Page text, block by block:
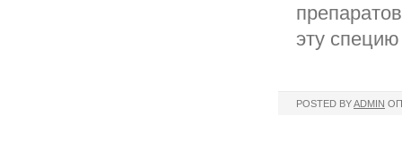
эту
POSTED BYADMIN